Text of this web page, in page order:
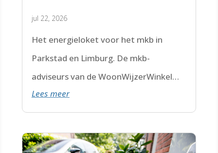
jul 22, 2026
Het energieloket voor het mkb in
Parkstad en Limburg. De mkb-
adviseurs van de WoonWijzerWinkel
Limburg staan voor je klaar.
Lees meer